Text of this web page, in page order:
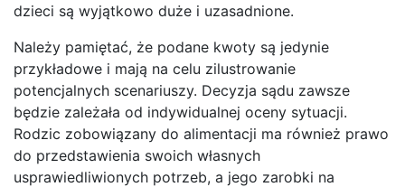
dzieci są wyjątkowo duże i uzasadnione.
Należy pamiętać, że podane kwoty są jedynie
przykładowe i mają na celu zilustrowanie
potencjalnych scenariuszy. Decyzja sądu zawsze
będzie zależała od indywidualnej oceny sytuacji.
Rodzic zobowiązany do alimentacji ma również prawo
do przedstawienia swoich własnych
usprawiedliwionych potrzeb, a jego zarobki na